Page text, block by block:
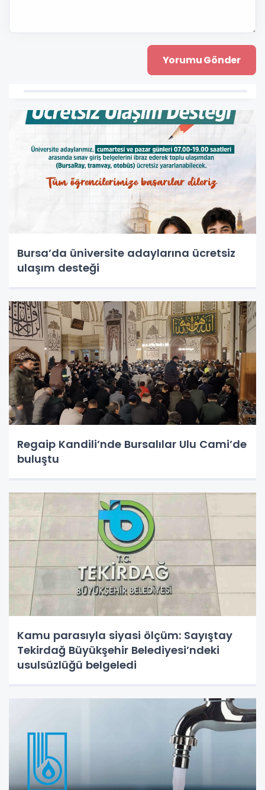
Bursa’da üniversite adaylarına ücretsiz
ulaşım desteği
Regaip Kandili’nde Bursalılar Ulu Cami’de
buluştu
Kamu parasıyla siyasi ölçüm: Sayıştay
Tekirdağ Büyükşehir Belediyesi’ndeki
usulsüzlüğü belgeledi